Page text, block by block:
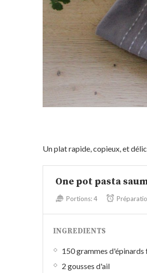
Un plat rapide, copieux, et
One pot pasta
Portions:4
INGREDIENTS
150 grammes d'épinards
2 gousses d'ail